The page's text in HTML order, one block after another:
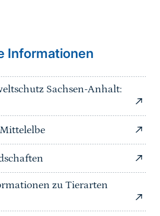
Informationen
Sachsen-Anhalt:
zu Tierarten